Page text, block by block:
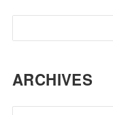
索
ARCHIVES